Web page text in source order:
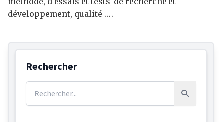
développement, qualité …..
Rechercher
Rechercher